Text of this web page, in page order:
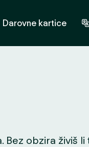
Darovne kartice
obzira živiš